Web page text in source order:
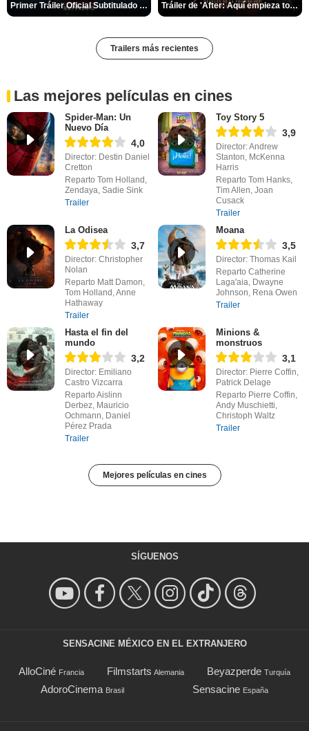
Primer Tráiler Oficial Subtitulado de 'La Noche Del Demonio: Están Entre Nosotros' Tráiler de 'After: Aquí empieza todo'
Trailers más recientes
Las mejores películas en cines
Spider-Man: Un
Nuevo Día
4,0
Director: Destin Daniel
Cretton
Reparto Tom Holland,
Zendaya, Sadie Sink
Trailer
Toy Story 5
3,9
Director: Andrew
Stanton, McKenna
Harris
Reparto Tom Hanks,
Tim Allen, Joan
Cusack
Trailer
La Odisea
3,7
Director: Christopher
Nolan
Reparto Matt Damon,
Tom Holland, Anne
Hathaway
Trailer
Moana
3,5
Director: Thomas Kail
Reparto Catherine
Laga'aia, Dwayne
Johnson, Rena Owen
Trailer
Hasta el fin del
mundo
3,2
Director: Emiliano
Castro Vizcarra
Reparto Aislinn
Derbez, Mauricio
Ochmann, Daniel
Pérez Prada
Trailer
Minions &
monstruos
3,1
Director: Pierre Coffin,
Patrick Delage
Reparto Pierre Coffin,
Andy Muschietti,
Christoph Waltz
Trailer
Mejores películas en cines
SÍGUENOS
SENSACINE MÉXICO EN EL EXTRANJERO
AlloCiné Francia Filmstarts Alemania Beyazperde Turquía
AdoroCinema Brasil Sensacine España